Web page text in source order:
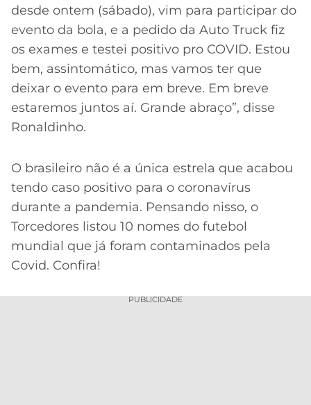
ATLÉTICO
MG
CRUZEIRO
desde ontem (sábado), vim para participar do
evento da bola, e a pedido da Auto Truck fiz
os exames e testei positivo pro COVID. Estou
bem, assintomático, mas vamos ter que
deixar o evento para em breve. Em breve
estaremos juntos aí. Grande abraço”, disse
Ronaldinho.
O brasileiro não é a única estrela que acabou
tendo caso positivo para o coronavírus
durante a pandemia. Pensando nisso, o
Torcedores listou 10 nomes do futebol
mundial que já foram contaminados pela
Covid. Confira!
PUBLICIDADE